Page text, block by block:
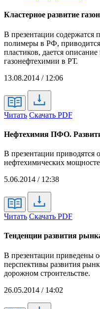
Кластерное развитие
В презентации содержатся
полимеры в РФ, приводится
пластиков, дается
газонефтехимии в РТ.
13.08.2014 / 12:06
Читать Скачать PDF
Нефтехимия ПФО.
В презентации приводятся
нефтехимических
5.06.2014 / 12:38
Читать Скачать PDF
Тенденции развития
В презентации приведены
перспективы развития
дорожном строительстве.
26.05.2014 / 14:02